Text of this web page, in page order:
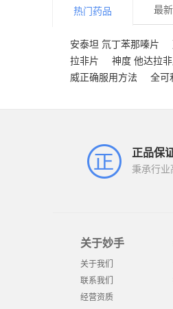
热门药品 最
安泰坦 氘丁苯那嗪片
拉非片
神度 他达拉
威正确服用方法
全可
正品保
秉承行
关于妙手
关于我们
联系我们
经营资质